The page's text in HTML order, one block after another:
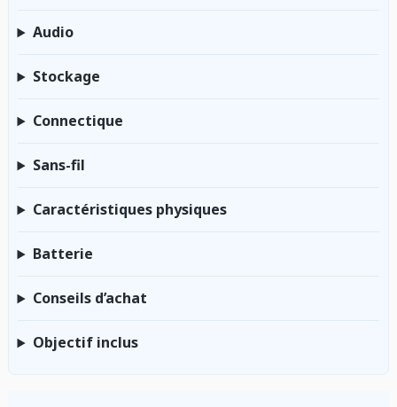
Audio
Stockage
Connectique
Sans-fil
Caractéristiques physiques
Batterie
Conseils d’achat
Objectif inclus